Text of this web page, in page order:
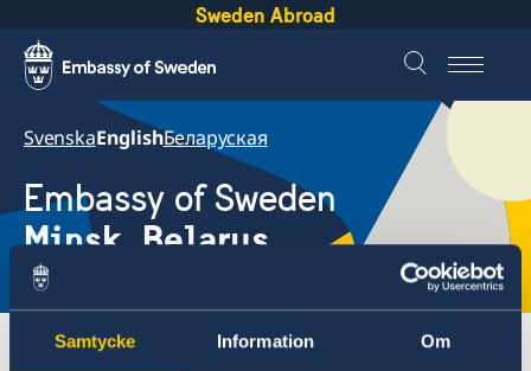
Samtycke Information Om
Sweden Abroad
SvenskaEnglishБеларуская
Embassy of Sweden
Minsk, Belarus
Local time
Embassies Belarus, Minsk News